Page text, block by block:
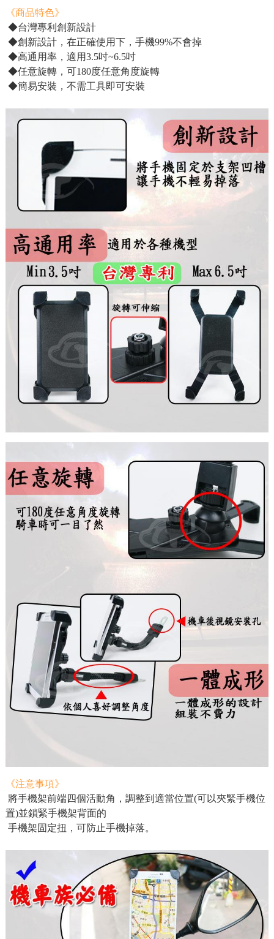
《商品特色》
◆台灣專利創新設計
◆創新設計，在正確使用下，手機99%不會掉
◆高通用率，適用3.5吋~6.5吋
◆任意旋轉，可180度任意角度旋轉
◆簡易安裝，不需工具即可安裝
《注意事項》
將手機架前端四個活動角，調整到適當位置(可以夾緊手機位
置)並鎖緊手機架背面的
手機架固定扭，可防止手機掉落。